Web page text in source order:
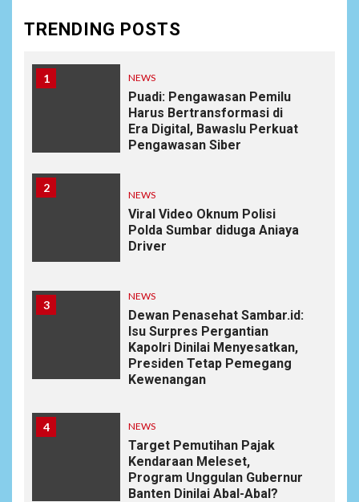
TRENDING POSTS
1 NEWS
Puadi: Pengawasan Pemilu
Harus Bertransformasi di
Era Digital, Bawaslu Perkuat
Pengawasan Siber
2
NEWS
Viral Video Oknum Polisi
Polda Sumbar diduga Aniaya
Driver
3
NEWS
Dewan Penasehat Sambar.id:
Isu Surpres Pergantian
Kapolri Dinilai Menyesatkan,
Presiden Tetap Pemegang
Kewenangan
4 NEWS
Target Pemutihan Pajak
Kendaraan Meleset,
Program Unggulan Gubernur
Banten Dinilai Abal-Abal?